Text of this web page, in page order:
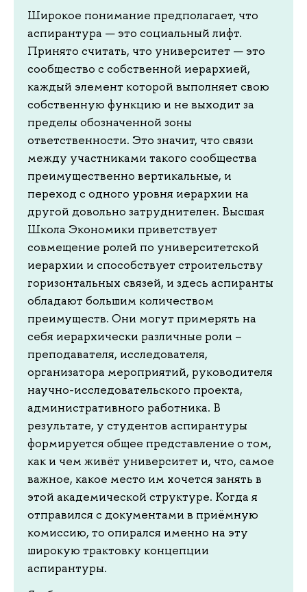
Широкое понимание предполагает, что
аспирантура — это социальный лифт.
Принято считать, что университет — это
сообщество с собственной иерархией,
каждый элемент которой выполняет свою
собственную функцию и не выходит за
пределы обозначенной зоны
ответственности. Это значит, что связи
между участниками такого сообщества
преимущественно вертикальные, и
переход с одного уровня иерархии на
другой довольно затруднителен. Высшая
Школа Экономики приветствует
совмещение ролей по университетской
иерархии и способствует строительству
горизонтальных связей, и здесь аспиранты
обладают большим количеством
преимуществ. Они могут примерять на
себя иерархически различные роли –
преподавателя, исследователя,
организатора мероприятий, руководителя
научно-исследовательского проекта,
административного работника. В
результате, у студентов аспирантуры
формируется общее представление о том,
как и чем живёт университет и, что, самое
важное, какое место им хочется занять в
этой академической структуре. Когда я
отправился с документами в приёмную
комиссию, то опирался именно на эту
широкую трактовку концепции
аспирантуры.